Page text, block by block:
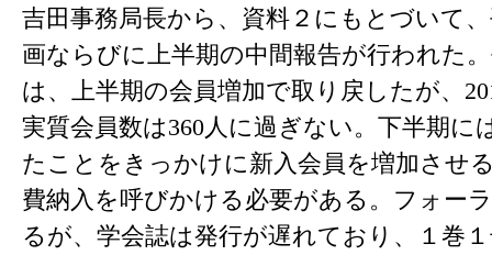
吉田事務局長から、資料２にもとづいて
画ならびに上半期の中間報告が行われた
は、上半期の会員増加で取り戻したが、
実質会員数は360人に過ぎない。下半期
たことをきっかけに新入会員を増加させ
費納入を呼びかける必要がある。フォー
るが、学会誌は発行が遅れており、１巻